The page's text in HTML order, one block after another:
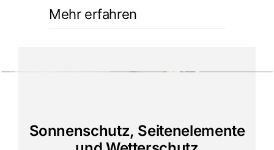
Mehr erfahren
Sonnenschutz, Seitenelemente